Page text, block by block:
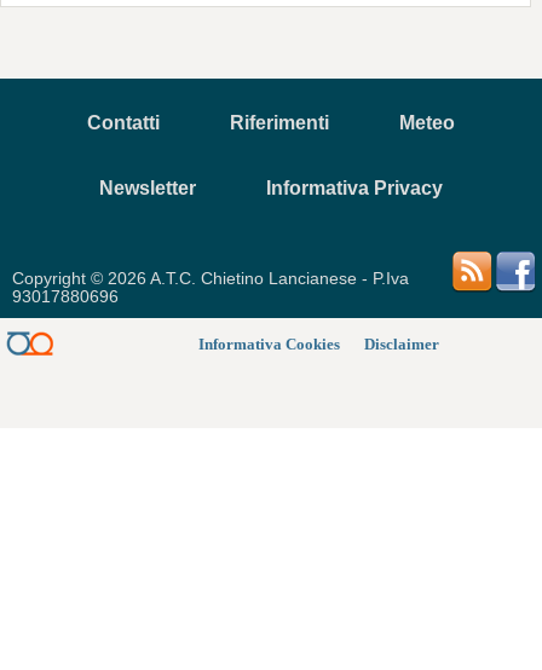
Contatti Riferimenti Meteo
Newsletter Informativa Privacy
Copyright © 2026 A.T.C. Chietino Lancianese - P.Iva
93017880696
Disclaimer
Informativa Cookies